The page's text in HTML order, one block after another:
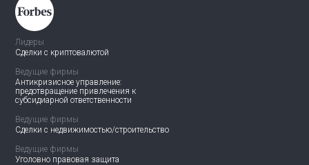
Лидеры
Сделки с криптовалютой
Ведущие фирмы
Антикризисное управление:
предотвращение привлечения к
субсидиарной ответственности
Ведущие фирмы
Сделки с недвижимостью/строительство
Ведущие фирмы
Уголовно правовая защита